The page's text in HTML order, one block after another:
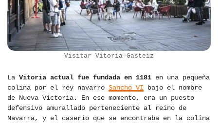
Visitar Vitoria-Gasteiz
La Vitoria actual fue fundada en 1181 en una pequeña
colina por el rey navarro Sancho VI bajo el nombre
de Nueva Victoria. En ese momento, era un puesto
defensivo amurallado perteneciente al reino de
Navarra, y el caserío que se encontraba en la colina